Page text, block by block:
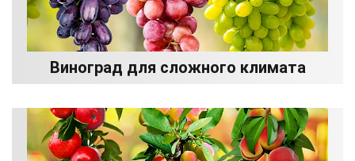
Виноград для сложного климата